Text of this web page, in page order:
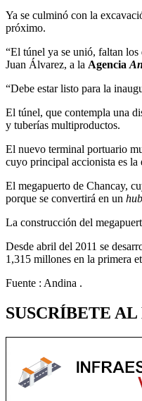
Ya se culminó con la
próximo.
“El túnel ya se unió, faltan los
Juan Álvarez, a la Agencia
“Debe estar listo para la
El túnel, que contempla una
y tuberías multiproductos.
El nuevo terminal portuario
cuyo principal accionista es
El megapuerto de Chancay,
porque se convertirá en un hub
La construcción del
Desde abril del 2011 se
1,315 millones en la primera
Fuente : Andina .
SUSCRÍBETE